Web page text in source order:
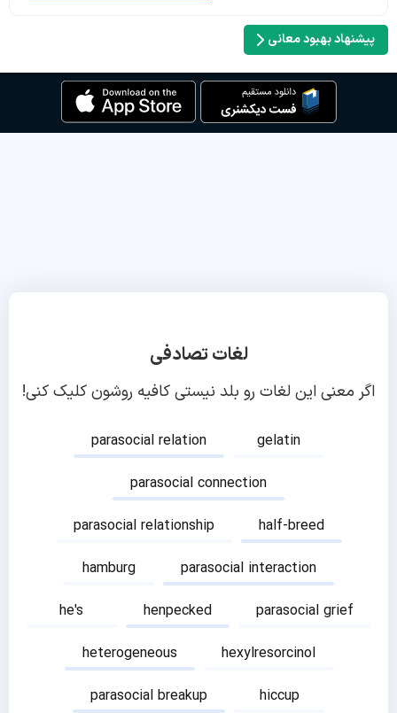
پیشنهاد بهبود معانی
لغات تصادفی
اگر معنی این لغات رو بلد نیستی کافیه روشون کلیک کنی!
parasocial relation
gelatin
parasocial connection
parasocial relationship
half-breed
hamburg
parasocial interaction
he's
henpecked
parasocial grief
heterogeneous
hexylresorcinol
parasocial breakup
hiccup